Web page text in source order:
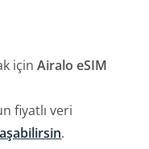
içinAiralo eSIM
fiyatlı veri
.